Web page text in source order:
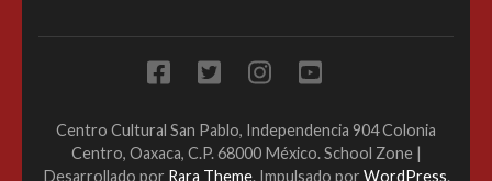
Centro Cultural San Pablo, Independencia 904 Colonia
Centro, Oaxaca, C.P. 68000 México.School Zone |
Desarrollado por Rara Theme. Impulsado por WordPress.